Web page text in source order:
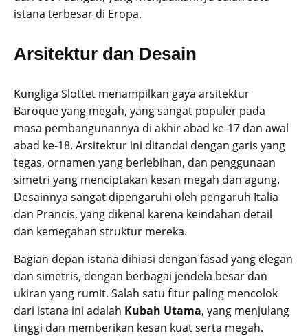
istana terbesar di Eropa.
Arsitektur dan Desain
Kungliga Slottet menampilkan gaya arsitektur
Baroque yang megah, yang sangat populer pada
masa pembangunannya di akhir abad ke-17 dan awal
abad ke-18. Arsitektur ini ditandai dengan garis yang
tegas, ornamen yang berlebihan, dan penggunaan
simetri yang menciptakan kesan megah dan agung.
Desainnya sangat dipengaruhi oleh pengaruh Italia
dan Prancis, yang dikenal karena keindahan detail
dan kemegahan struktur mereka.
Bagian depan istana dihiasi dengan fasad yang elegan
dan simetris, dengan berbagai jendela besar dan
ukiran yang rumit. Salah satu fitur paling mencolok
dari istana ini adalah Kubah Utama, yang menjulang
tinggi dan memberikan kesan kuat serta megah.